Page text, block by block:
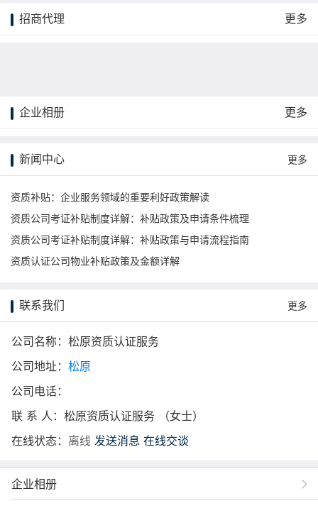
招商代理 更多
企业相册 更多
新闻中心 更多
资质补贴：企业服务领域的重要利好政策解读
资质公司考证补贴制度详解：补贴政策及申请条件梳理
资质公司考证补贴制度详解：补贴政策与申请流程指南
资质认证公司物业补贴政策及金额详解
联系我们 更多
公司名称：松原资质认证服务
公司地址： 松原
公司电话：
联 系 人：松原资质认证服务 （女士）
在线状态： 离线 发送消息 在线交谈
企业相册